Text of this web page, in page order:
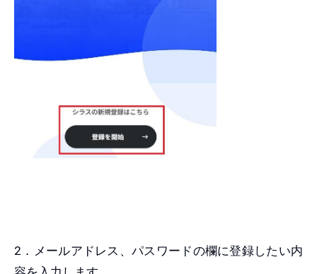
2．メールアドレス、パスワードの欄に登録したい内